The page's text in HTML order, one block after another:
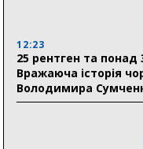
19:38
Сумська клінічна
12:23
25 рентген та понад
Вражаюча історія
Володимира